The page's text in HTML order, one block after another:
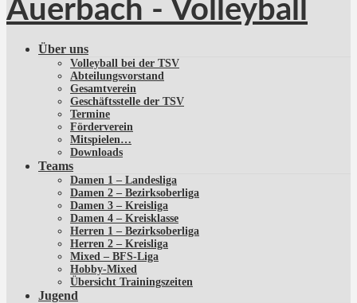
Über uns
Volleyball bei der TSV
Abteilungsvorstand
Gesamtverein
Geschäftsstelle der TSV
Termine
Förderverein
Mitspielen…
Downloads
Teams
Damen 1 – Landesliga
Damen 2 – Bezirksoberliga
Damen 3 – Kreisliga
Damen 4 – Kreisklasse
Herren 1 – Bezirksoberliga
Herren 2 – Kreisliga
Mixed – BFS-Liga
Hobby-Mixed
Übersicht Trainingszeiten
Jugend